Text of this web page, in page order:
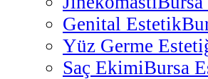
Genital Estetik
Yüz Germe
Saç EkimiBursa